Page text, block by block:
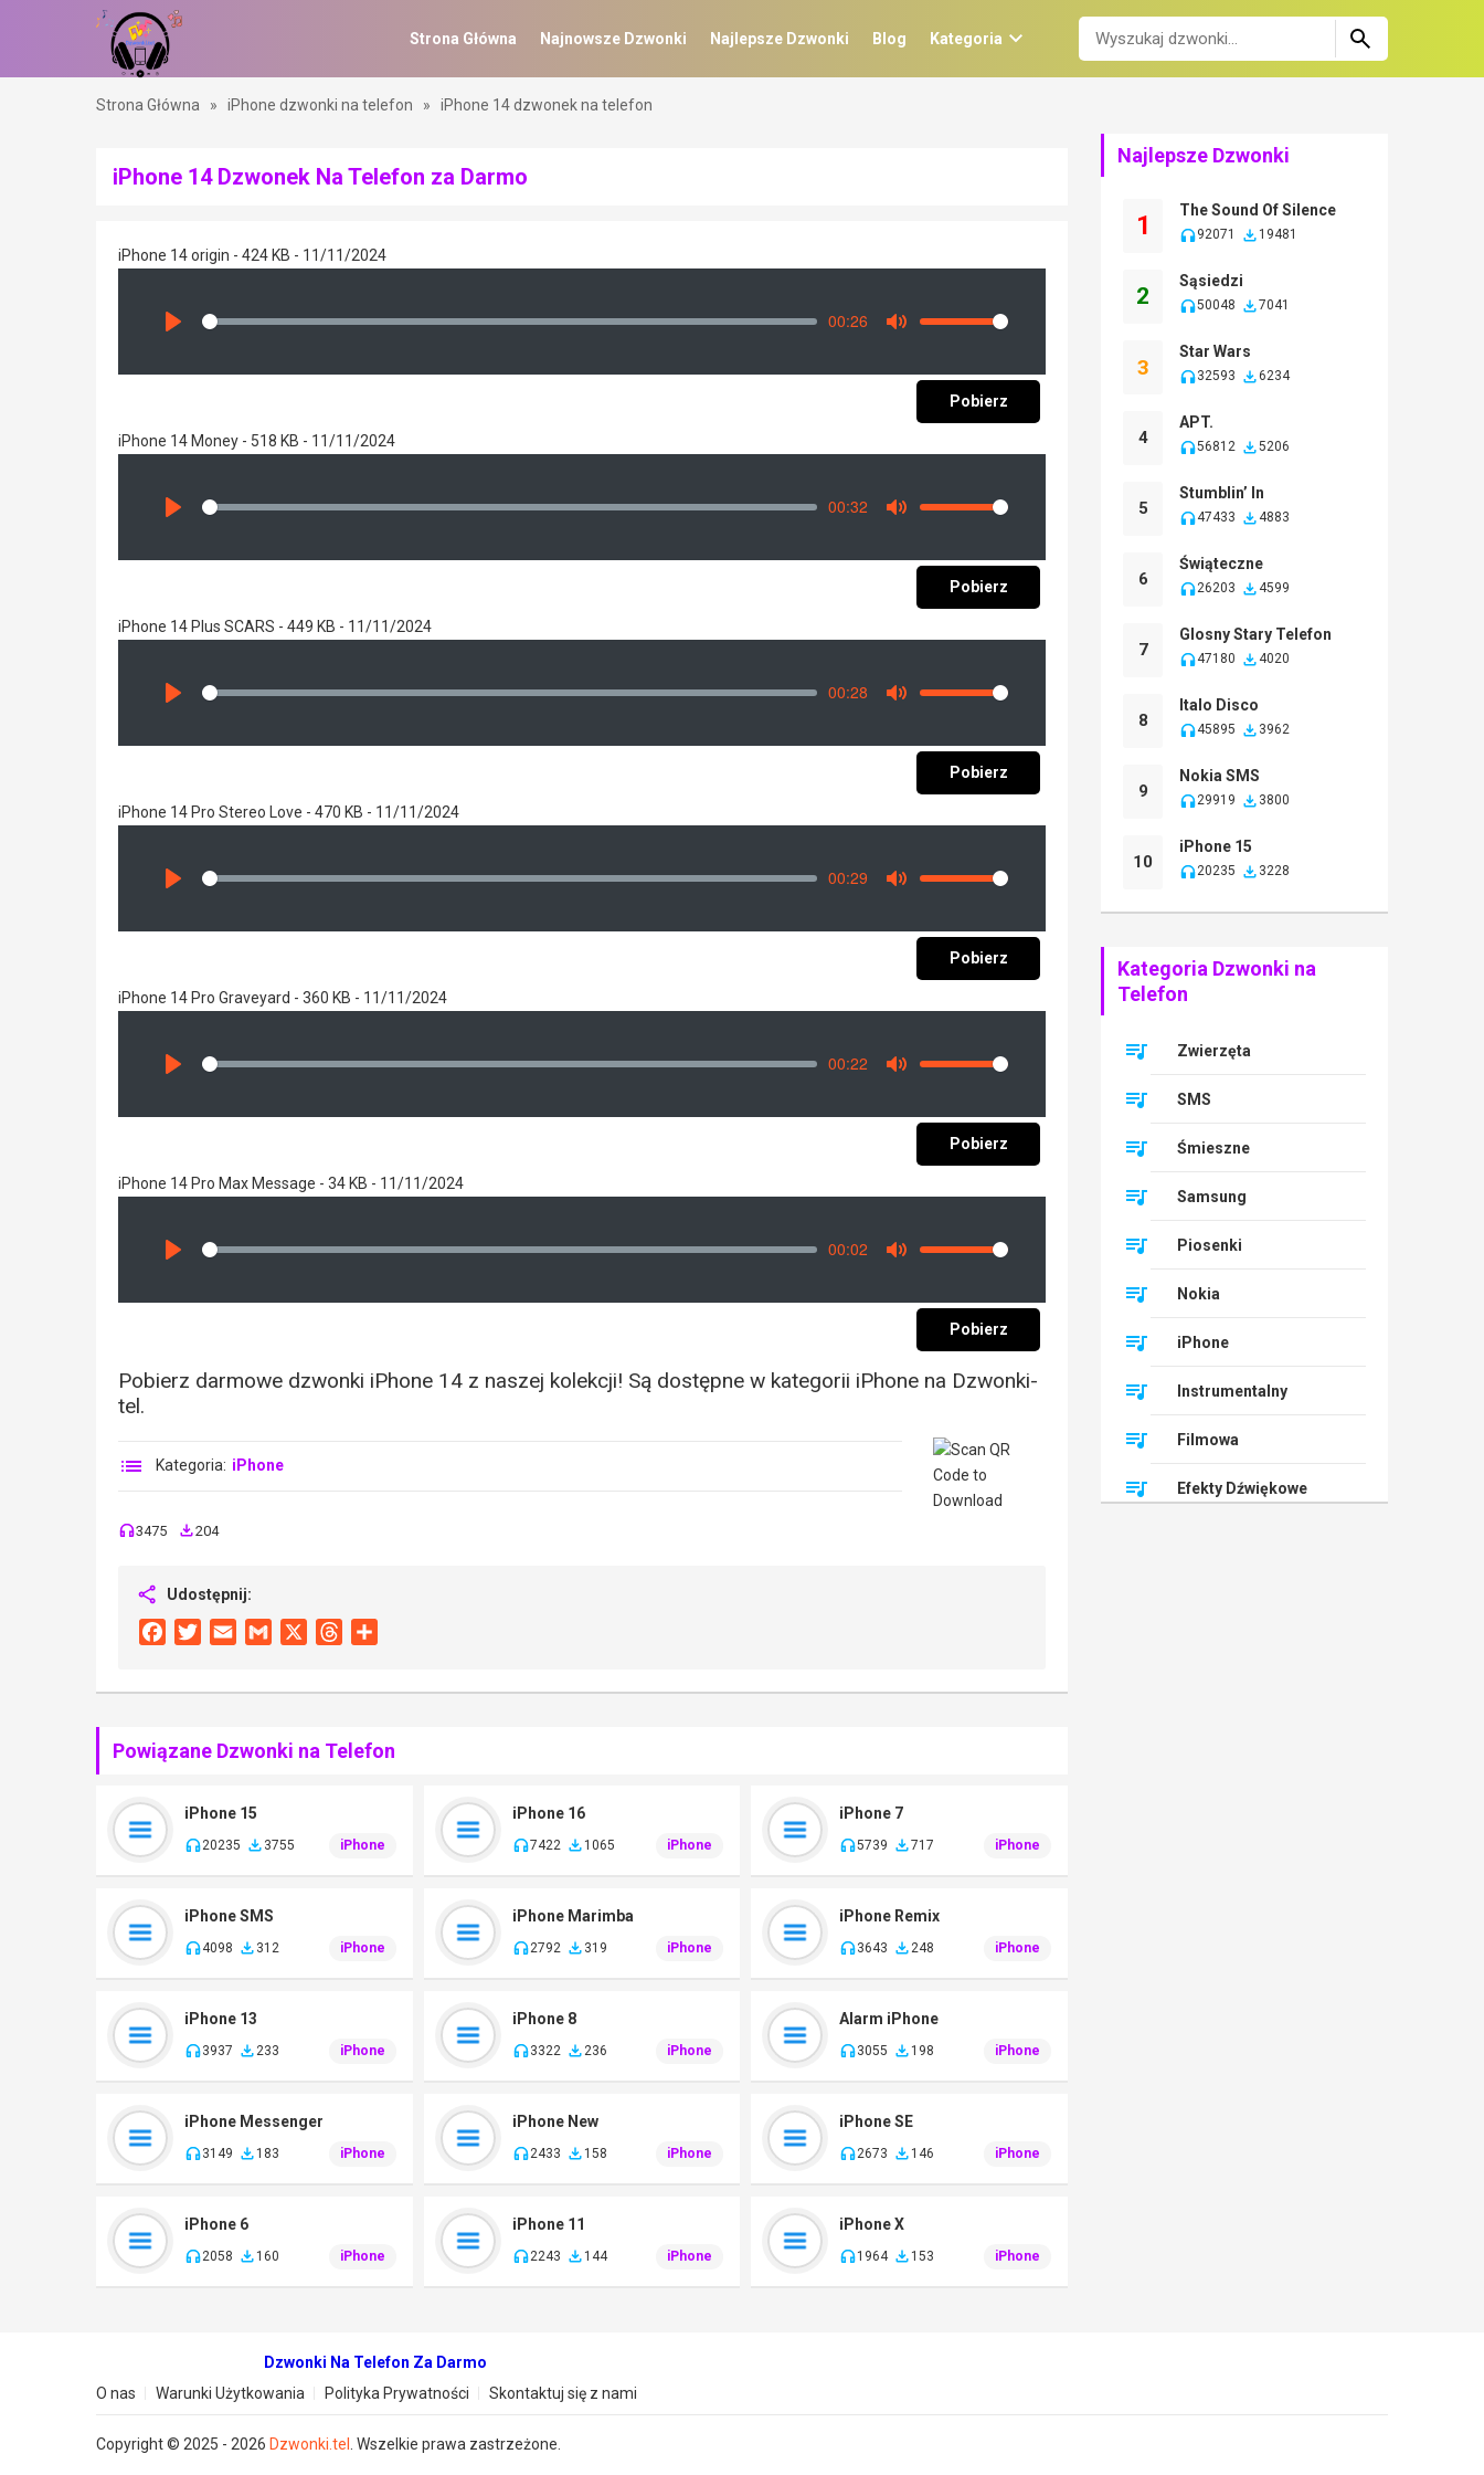
Strona Główna Najnowsze Dzwonki Najlepsze Dzwonki Blog Kategoria
Strona Główna » iPhone dzwonki na telefon » iPhone 14 dzwonek na telefon
iPhone 14 Dzwonek Na Telefon za Darmo
iPhone 14 origin - 424 KB - 11/11/2024
Seek
00:26
Volume
Pobierz
iPhone 14 Money - 518 KB - 11/11/2024
Seek
00:32
Volume
Pobierz
iPhone 14 Plus SCARS - 449 KB - 11/11/2024
Seek
00:28
Volume
Pobierz
iPhone 14 Pro Stereo Love - 470 KB - 11/11/2024
Seek
00:29
Volume
Pobierz
iPhone 14 Pro Graveyard - 360 KB - 11/11/2024
Seek
00:22
Volume
Pobierz
iPhone 14 Pro Max Message - 34 KB - 11/11/2024
Seek
00:02
Volume
Pobierz
Pobierz darmowe dzwonki iPhone 14 z naszej kolekcji! Są dostępne w kategorii iPhone na Dzwonki-
tel.
Kategoria: iPhone
3475 204
Udostępnij:
FacebookTwitterEmail Gmail Threads
Powiązane Dzwonki na Telefon
iPhone 15
20235 3755 iPhone
iPhone 16
7422 1065 iPhone
iPhone 7
5739 717 iPhone
iPhone SMS
4098 312 iPhone
iPhone Marimba
2792 319 iPhone
iPhone Remix
3643 248 iPhone
iPhone 13
3937 233 iPhone
iPhone 8
3322 236 iPhone
Alarm iPhone
3055 198 iPhone
iPhone Messenger
3149 183 iPhone
iPhone New
2433 158 iPhone
iPhone SE
2673 146 iPhone
iPhone 6
2058 160 iPhone
iPhone 11
2243 144 iPhone
iPhone X
1964 153 iPhone
Najlepsze Dzwonki
1
The Sound Of Silence
92071 19481
2
Sąsiedzi
50048 7041
3
Star Wars
32593 6234
4
APT.
56812 5206
5
Stumblin’ In
47433 4883
6
Świąteczne
26203 4599
7
Glosny Stary Telefon
47180 4020
8
Italo Disco
45895 3962
9
Nokia SMS
29919 3800
10
iPhone 15
20235 3228
Kategoria Dzwonki na
Telefon
Zwierzęta
SMS
Śmieszne
Samsung
Piosenki
Nokia
iPhone
Instrumentalny
Filmowa
Efekty Dźwiękowe
Dzwonki Na Telefon Za Darmo
O nas
Warunki Użytkowania Polityka Prywatności Skontaktuj się z nami
Copyright © 2025 - 2026 Dzwonki.tel . Wszelkie prawa zastrzeżone.